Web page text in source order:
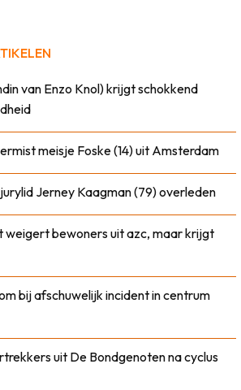
van Enzo Knol) krijgt schokkend
meisje Foske (14) uit Amsterdam
Jerney Kaagman (79) overleden
weigert bewoners uit azc, maar krijgt
bij afschuwelijk incident in centrum
uit De Bondgenoten na cyclus